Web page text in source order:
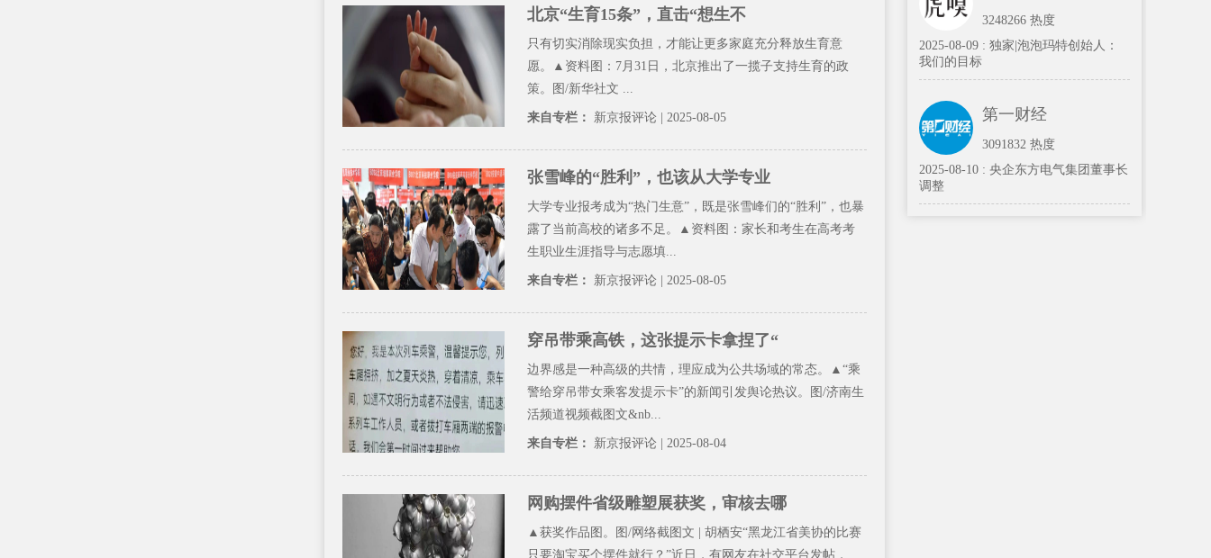
北京“生育15条”，直击“想生不
只有切实消除现实负担，才能让更多家庭充分释放生育意
愿。▲资料图：7月31日，北京推出了一揽子支持生育的政
策。图/新华社文 ...
来自专栏： 新京报评论 | 2025-08-05
张雪峰的“胜利”，也该从大学专业
大学专业报考成为“热门生意”，既是张雪峰们的“胜利”，也暴
露了当前高校的诸多不足。▲资料图：家长和考生在高考考
生职业生涯指导与志愿填...
来自专栏： 新京报评论 | 2025-08-05
穿吊带乘高铁，这张提示卡拿捏了“
边界感是一种高级的共情，理应成为公共场域的常态。▲“乘
警给穿吊带女乘客发提示卡”的新闻引发舆论热议。图/济南生
活频道视频截图文&nb...
来自专栏： 新京报评论 | 2025-08-04
网购摆件省级雕塑展获奖，审核去哪
▲获奖作品图。图/网络截图文 | 胡栖安“黑龙江省美协的比赛
只要淘宝买个摆件就行？”近日，有网友在社交平台发帖，...
3248266 热度
2025-08-09 : 独家|泡泡玛特创始人：
我们的目标
第一财经
3091832 热度
2025-08-10 : 央企东方电气集团董事长
调整